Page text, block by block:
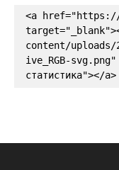
<a
content/uploads/
ive_RGB-
статистика"></a>